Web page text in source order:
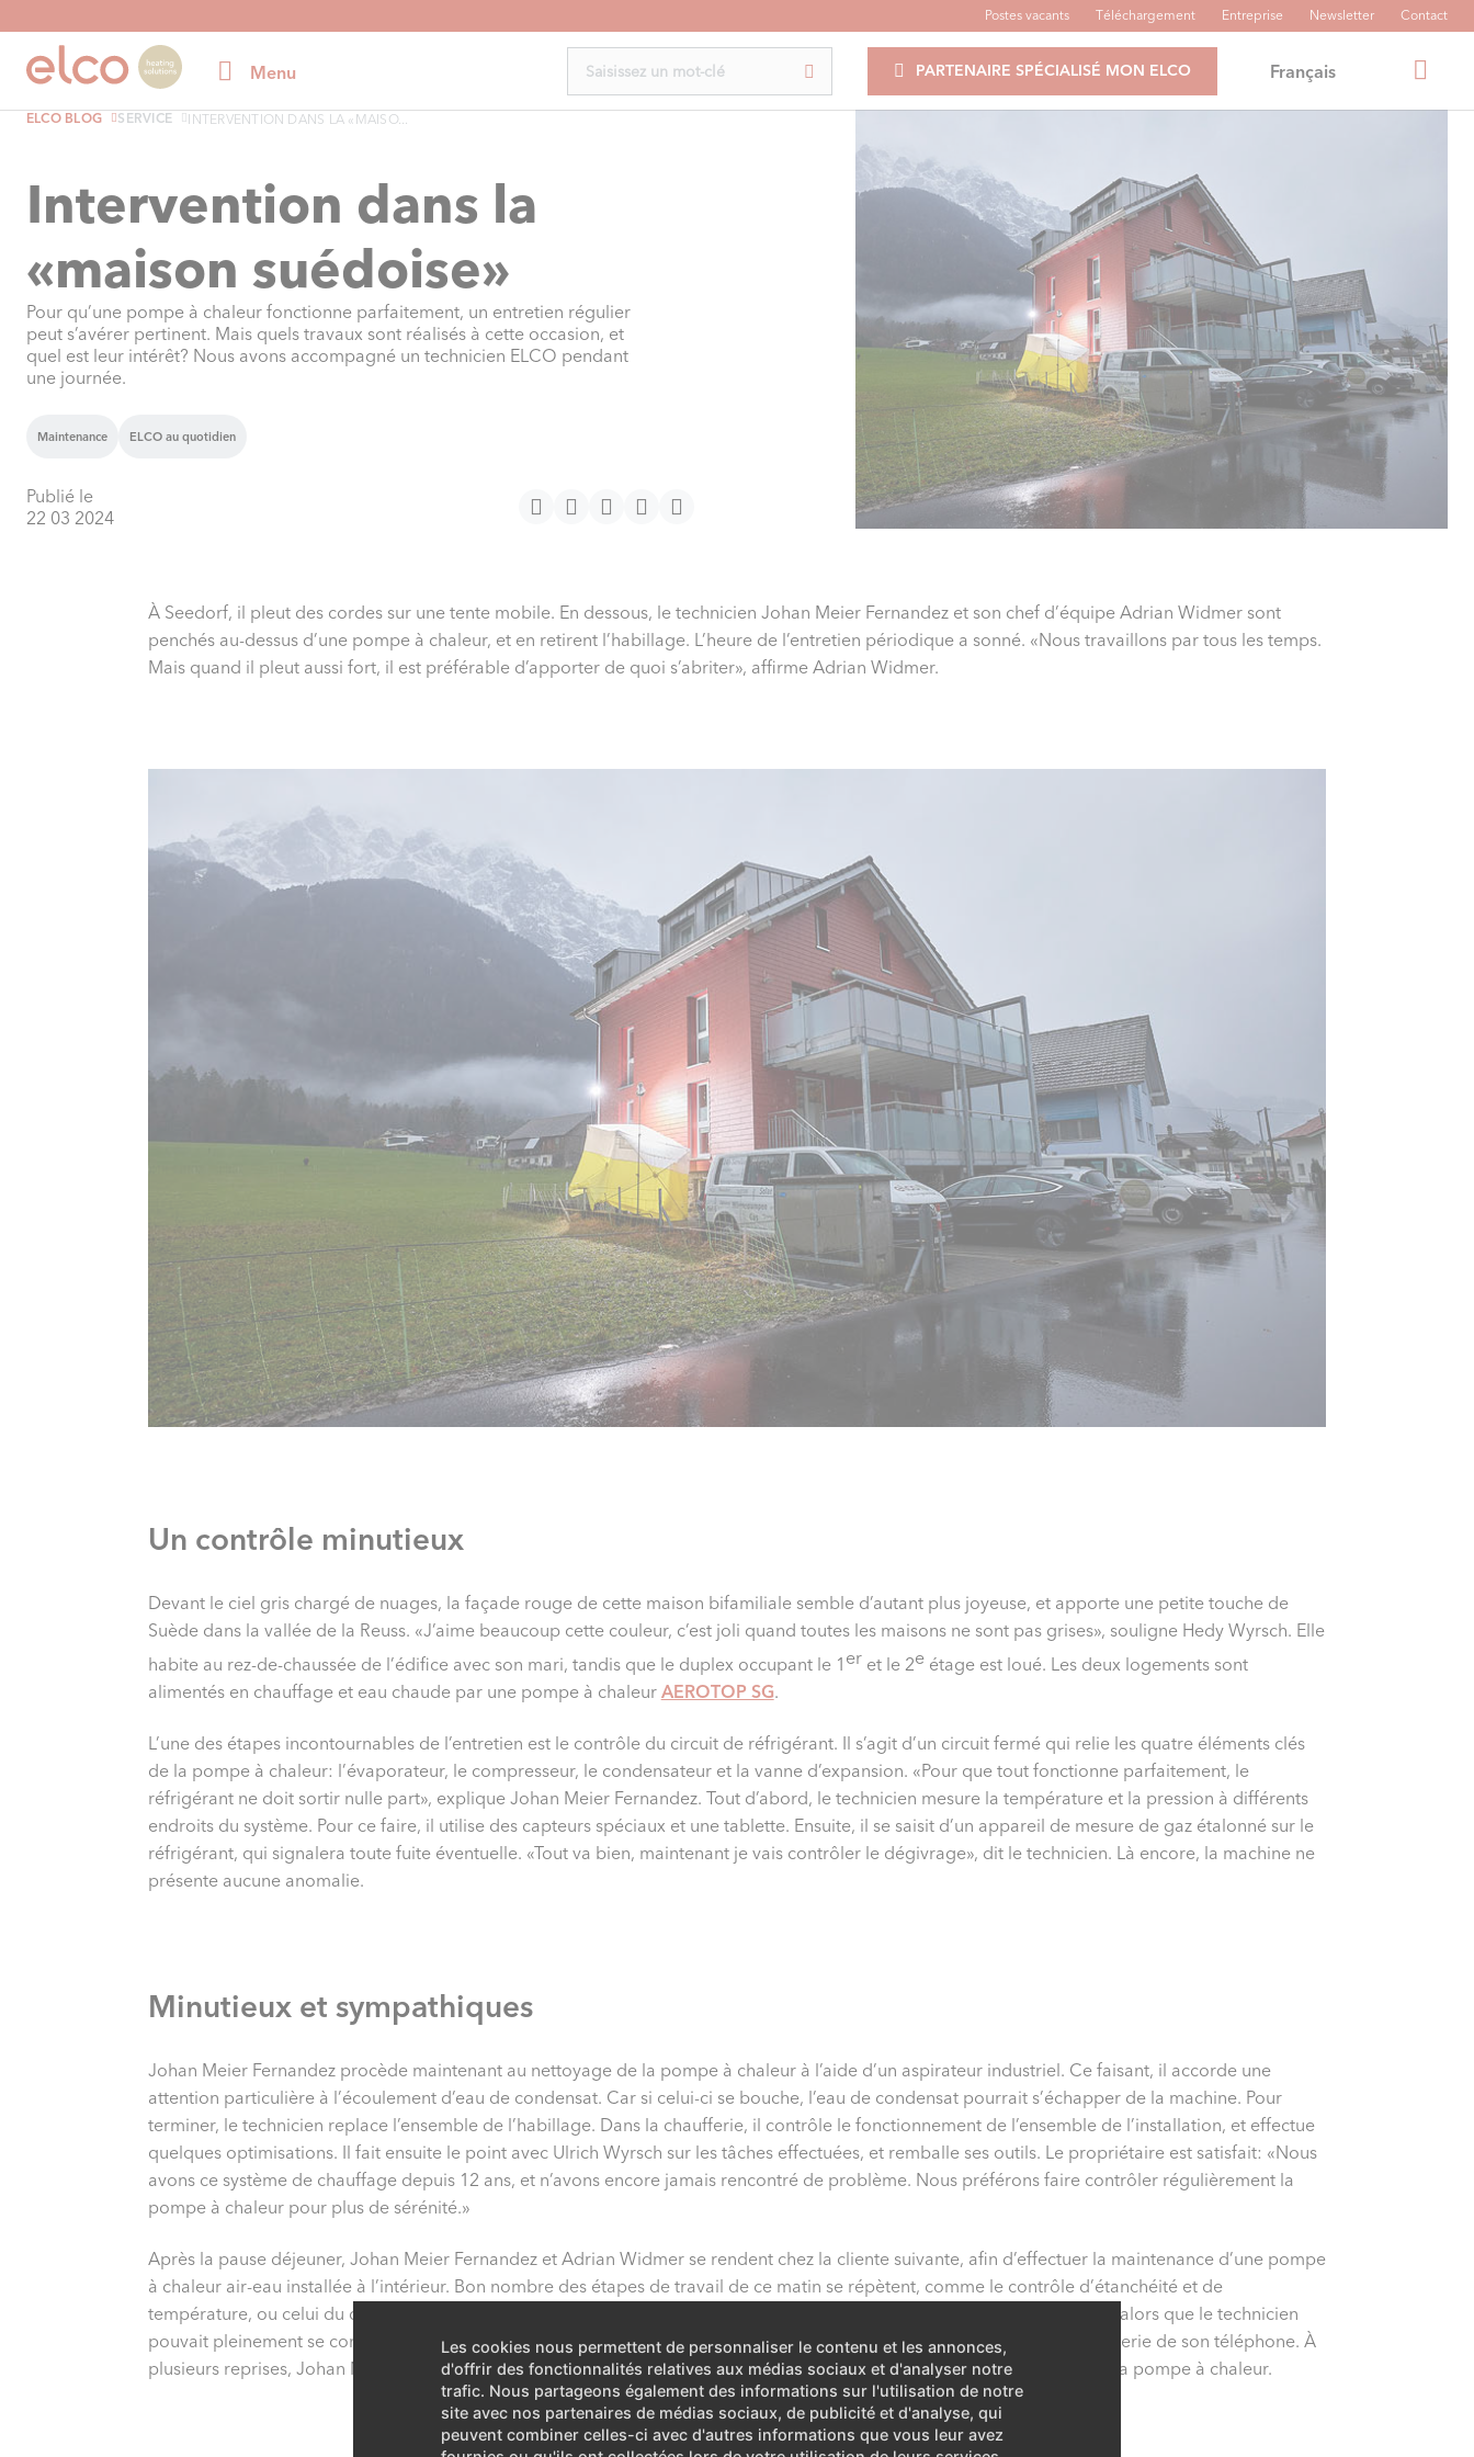
Les cookies nous permettent de personnaliser le contenu et les annonces,
d'offrir des fonctionnalités relatives aux médias sociaux et d'analyser notre
trafic. Nous partageons également des informations sur l'utilisation de notre
site avec nos partenaires de médias sociaux, de publicité et d'analyse, qui
peuvent combiner celles-ci avec d'autres informations que vous leur avez
Postes vacants Téléchargement Entreprise Newsletter Contact
Menu PARTENAIRE SPÉCIALISÉ MON ELCO Français
ELCO BLOG SERVICE INTERVENTION DANS LA «MAISO...
Intervention dans la
«maison suédoise»
Pour qu’une pompe à chaleur fonctionne parfaitement, un entretien régulier
peut s’avérer pertinent. Mais quels travaux sont réalisés à cette occasion, et
quel est leur intérêt? Nous avons accompagné un technicien ELCO pendant
une journée.
Maintenance ELCO au quotidien
Publié le
22 03 2024
À Seedorf, il pleut des cordes sur une tente mobile. En dessous, le technicien Johan Meier Fernandez et son chef d’équipe Adrian Widmer sont
penchés au-dessus d’une pompe à chaleur, et en retirent l’habillage. L’heure de l’entretien périodique a sonné. «Nous travaillons par tous les temps.
Mais quand il pleut aussi fort, il est préférable d’apporter de quoi s’abriter», affirme Adrian Widmer.
Un contrôle minutieux
Devant le ciel gris chargé de nuages, la façade rouge de cette maison bifamiliale semble d’autant plus joyeuse, et apporte une petite touche de
Suède dans la vallée de la Reuss. «J’aime beaucoup cette couleur, c’est joli quand toutes les maisons ne sont pas grises», souligne Hedy Wyrsch. Elle
habite au rez-de-chaussée de l’édifice avec son mari, tandis que le duplex occupant le 1 eret le 2eétage est loué. Les deux logements sont
alimentés en chauffage et eau chaude par une pompe à chaleur AEROTOP SG.
L’une des étapes incontournables de l’entretien est le contrôle du circuit de réfrigérant. Il s’agit d’un circuit fermé qui relie les quatre éléments clés
de la pompe à chaleur: l’évaporateur, le compresseur, le condensateur et la vanne d’expansion. «Pour que tout fonctionne parfaitement, le
réfrigérant ne doit sortir nulle part», explique Johan Meier Fernandez. Tout d’abord, le technicien mesure la température et la pression à différents
endroits du système. Pour ce faire, il utilise des capteurs spéciaux et une tablette. Ensuite, il se saisit d’un appareil de mesure de gaz étalonné sur le
réfrigérant, qui signalera toute fuite éventuelle. «Tout va bien, maintenant je vais contrôler le dégivrage», dit le technicien. Là encore, la machine ne
présente aucune anomalie.
Minutieux et sympathiques
Johan Meier Fernandez procède maintenant au nettoyage de la pompe à chaleur à l’aide d’un aspirateur industriel. Ce faisant, il accorde une
attention particulière à l’écoulement d’eau de condensat. Car si celui-ci se bouche, l’eau de condensat pourrait s’échapper de la machine. Pour
terminer, le technicien replace l’ensemble de l’habillage. Dans la chaufferie, il contrôle le fonctionnement de l’ensemble de l’installation, et effectue
quelques optimisations. Il fait ensuite le point avec Ulrich Wyrsch sur les tâches effectuées, et remballe ses outils. Le propriétaire est satisfait: «Nous
avons ce système de chauffage depuis 12 ans, et n’avons encore jamais rencontré de problème. Nous préférons faire contrôler régulièrement la
pompe à chaleur pour plus de sérénité.»
Après la pause déjeuner, Johan Meier Fernandez et Adrian Widmer se rendent chez la cliente suivante, afin d’effectuer la maintenance d’une pompe
à chaleur air-eau installée à l’intérieur. Bon nombre des étapes de travail de ce matin se répètent, comme le contrôle d’étanchéité et de
température, ou celui du dégivrage. Cette fois, la pluie ne pose aucun problème dans la grande salle technique. Pourtant, alors que le technicien
pouvait pleinement se concentrer sur son travail pendant la matinée, il est maintenant plus souvent interrompu par la sonnerie de son téléphone. À
plusieurs reprises, Johan Meier Fernandez fournit des informations, convient de rendez-vous, puis poursuit son travail sur la pompe à chaleur.